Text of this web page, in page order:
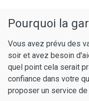
Pourquoi la
Vous avez prévu des
soir et avez besoin
quel point cela serait
confiance dans votre
proposer un service de